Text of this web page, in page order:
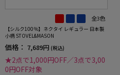
全3色
【シルク100％】ネクタイ レギュラー 日本製
小柄 STOVEL&MASON
価格： 7,689円 (税込)
★2点で1,000円OFF／3点で3,00
0円OFF対象